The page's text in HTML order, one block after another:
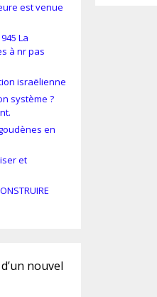
est venue
La
à nr pas
israëlienne
système ?
en
et
nouvel